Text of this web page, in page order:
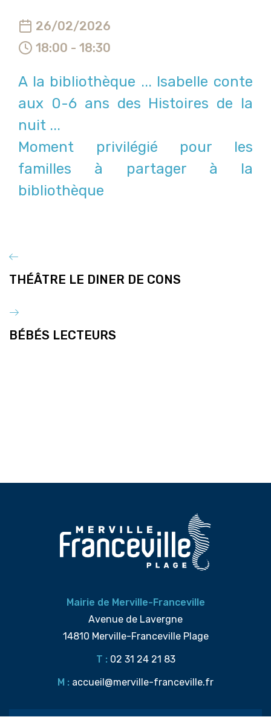
26/02/2026
18:00 - 18:30
A la bibliothèque ... Isabelle conte
aux 0-6 ans des Histoires de la
nuit ...
Moment privilégié pour les
familles à partager à la
bibliothèque
THÉÂTRE LE DINER DE CONS
BÉBÉS LECTEURS
Mairie de Merville-Franceville
Avenue de Lavergne
14810 Merville-Franceville Plage
T : 02 31 24 21 83
M : accueil@merville-franceville.fr